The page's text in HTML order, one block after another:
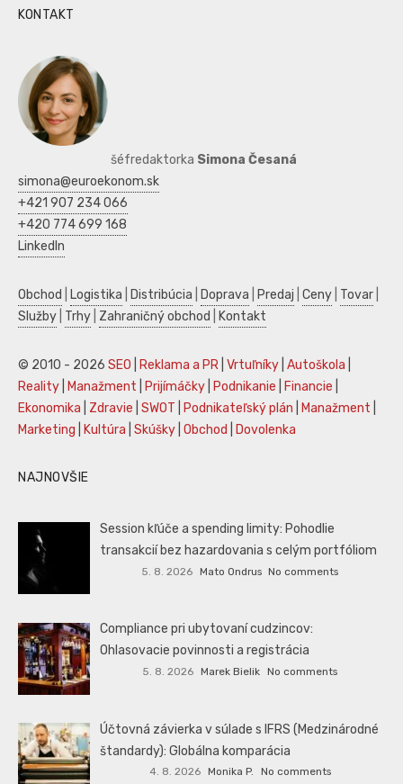
KONTAKT
šéfredaktorka Simona Česaná
simona@euroekonom.sk
+421 907 234 066
+420 774 699 168
LinkedIn
Obchod Logistika Distribúcia Doprava Predaj Ceny Tovar
Služby Trhy Zahraničný obchod Kontakt
© 2010 - 2026 SEO Reklama a PR Vrtuľníky Autoškola
Reality
Manažment Prijímáčky Podnikanie Financie
Ekonomika
Zdravie SWOT Podnikateľský plán Manažment
Marketing
Kultúra Skúšky Obchod Dovolenka
NAJNOVŠIE
Session kľúče a spending limity: Pohodlie
transakcií bez hazardovania s celým portfóliom
5. 8. 2026 Mato Ondrus No comments
Compliance pri ubytovaní cudzincov:
Ohlasovacie povinnosti a registrácia
5. 8. 2026 Marek Bielik No comments
Účtovná závierka v súlade s IFRS (Medzinárodné
štandardy): Globálna komparácia
4. 8. 2026 Monika P. No comments